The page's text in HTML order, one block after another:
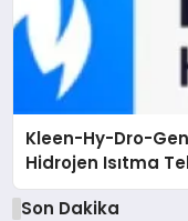
Kleen-Hy-Dro-
Hidrojen Isıtma
Düzenleyici
Son Dakika